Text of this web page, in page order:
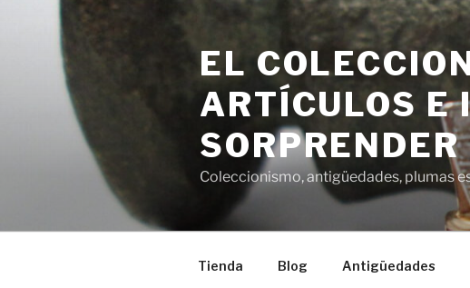
contenido
EL
ARTÍCULOS E
Coleccionismo, antigüedades, plumas
Tienda Blog Antigüedades